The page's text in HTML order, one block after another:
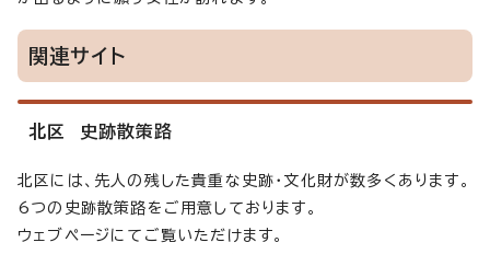
関連サイト
北区 史跡散策路
北区には、先人の残した貴重な史跡・文化財が数多くあります。
6つの史跡散策路をご用意しております。
ウェブページにてご覧いただけます。